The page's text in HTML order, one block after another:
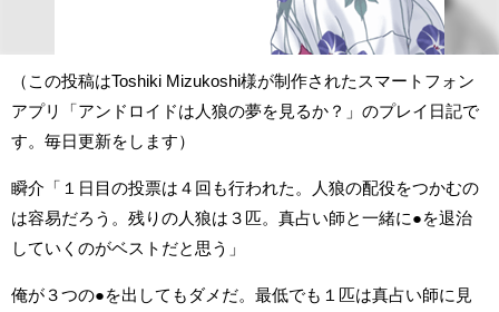
（この投稿はToshiki Mizukoshi様が制作されたスマートフォン
アプリ「アンドロイドは人狼の夢を見るか？」のプレイ日記で
す。毎日更新をします）
瞬介「１日目の投票は４回も行われた。人狼の配役をつかむの
は容易だろう。残りの人狼は３匹。真占い師と一緒に●を退治
していくのがベストだと思う」
俺が３つの●を出してもダメだ。最低でも１匹は真占い師に見